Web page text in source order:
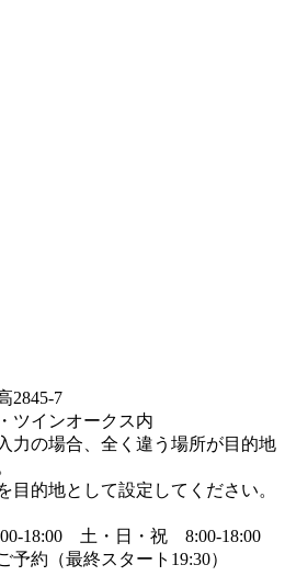
2845-7
ツインオークス内
力の場合、全く違う場所が目的地
目的地として設定してください。
18:00 土・日・祝 8:00-18:00
約（最終スタート19:30）